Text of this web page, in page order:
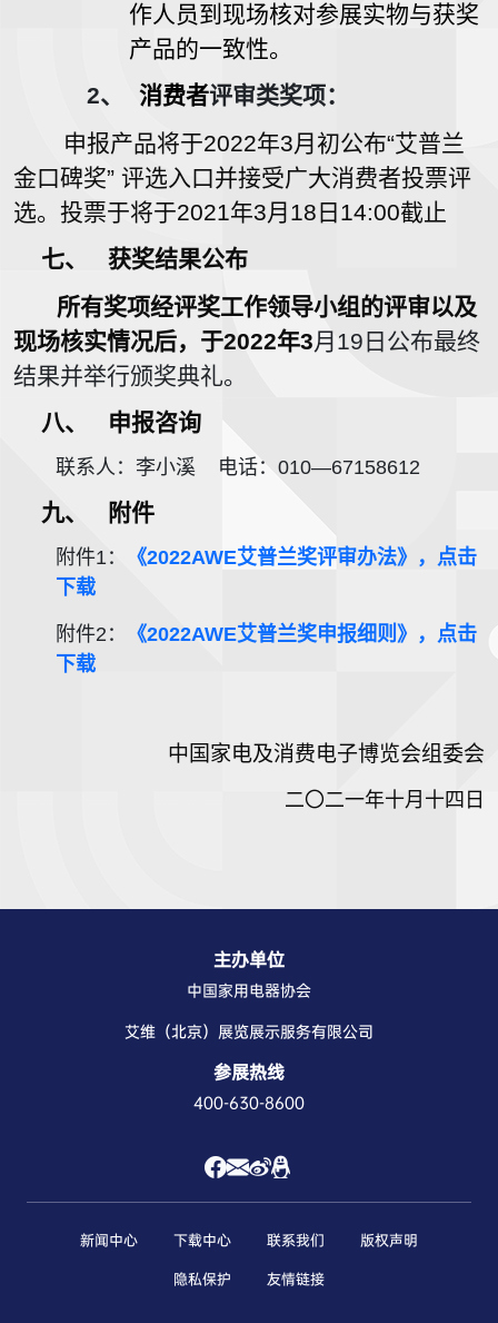
作人员到现场核对参展实物与获奖
产品的一致性。
2、
消费者评审类奖项：
申报产品将于2022年3月初公布“艾普兰
金口碑奖” 评选入口并接受广大消费者投票评
选。投票于将于2021年3月18日14:00截止
七、
获奖结果公布
所有奖项经评奖工作领导小组的评审以及
现场核实情况后，于2022年3月19日公布最终
结果并举行颁奖典礼。
八、
申报咨询
联系人：李小溪 电话：010—67158612
九、 附件
附件1： 《2022AWE艾普兰奖评审办法》，点击
下载
附件2： 《2022AWE艾普兰奖申报细则》，点击
下载
中国家电及消费电子博览会组委会
二〇二一年十月十四日
主办单位
中国家用电器协会
艾维（北京）展览展示服务有限公司
参展热线
400-630-8600
新闻中心 下载中心 联系我们 版权声明
隐私保护 友情链接